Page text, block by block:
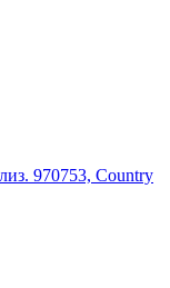
970753, Country